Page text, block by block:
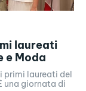
laureati
e Moda
primi laureati del
una giornata di